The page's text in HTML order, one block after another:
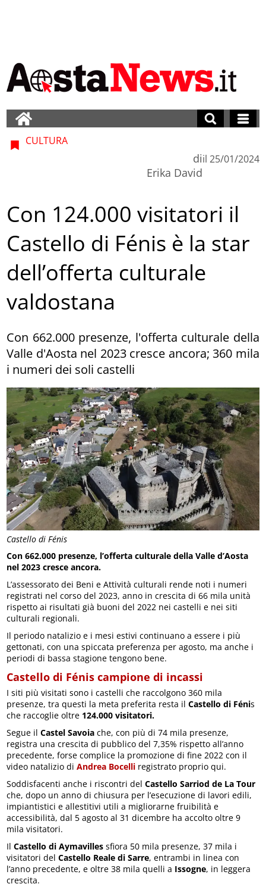
Castello di Fénis
CULTURA
di
Erika David
il 25/01/2024
Con 124.000 visitatori il
Castello di Fénis è la star
dell’offerta culturale
valdostana
Con 662.000 presenze, l'offerta culturale della
Valle d'Aosta nel 2023 cresce ancora; 360 mila
i numeri dei soli castelli
Con 662.000 presenze, l’offerta culturale della Valle d’Aosta
nel 2023 cresce ancora.
L’assessorato dei Beni e Attività culturali rende noti i numeri
registrati nel corso del 2023, anno in crescita di 66 mila unità
rispetto ai risultati già buoni del 2022 nei castelli e nei siti
culturali regionali.
Il periodo natalizio e i mesi estivi continuano a essere i più
gettonati, con una spiccata preferenza per agosto, ma anche i
periodi di bassa stagione tengono bene.
Castello di Fénis campione di incassi
I siti più visitati sono i castelli che raccolgono 360 mila
presenze, tra questi la meta preferita resta ilCastello di Fénis
che raccoglie oltre 124.000 visitatori.
Segue ilCastel Savoia che, con più di 74 mila presenze,
registra una crescita di pubblico del 7,35% rispetto all’anno
precedente, forse complice la promozione di fine 2022 con il
video natalizio diAndrea Bocelli registrato proprio qui.
Soddisfacenti anche i riscontri delCastello Sarriod de La Tour
che, dopo un anno di chiusura per l’esecuzione di lavori edili,
impiantistici e allestitivi utili a migliorarne fruibilità e
accessibilità, dal 5 agosto al 31 dicembre ha accolto oltre 9
mila visitatori.
IlCastello di Aymavilles sfiora 50 mila presenze, 37 mila i
visitatori del Castello Reale di Sarre, entrambi in linea con
l’anno precedente, e oltre 38 mila quelli a Issogne, in leggera
crescita.